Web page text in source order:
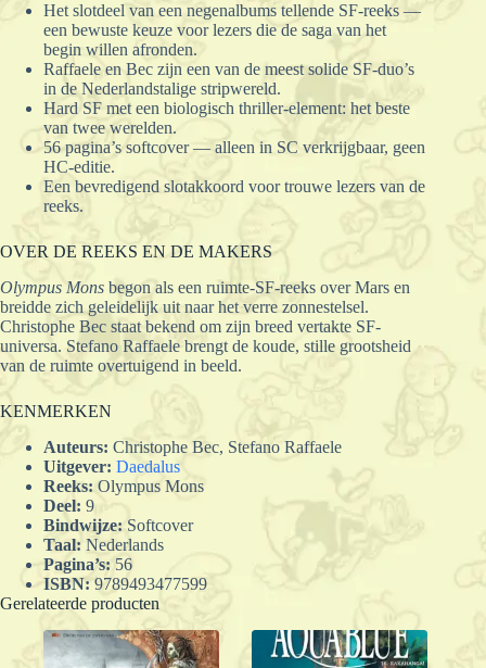
Het slotdeel van een negenalbums tellende SF-reeks —
een bewuste keuze voor lezers die de saga van het
begin willen afronden.
Raffaele en Bec zijn een van de meest solide SF-duo’s
in de Nederlandstalige stripwereld.
Hard SF met een biologisch thriller-element: het beste
van twee werelden.
56 pagina’s softcover — alleen in SC verkrijgbaar, geen
HC-editie.
Een bevredigend slotakkoord voor trouwe lezers van de
reeks.
OVER DE REEKS EN DE MAKERS
Olympus Mons begon als een ruimte-SF-reeks over Mars en
breidde zich geleidelijk uit naar het verre zonnestelsel.
Christophe Bec staat bekend om zijn breed vertakte SF-
universa. Stefano Raffaele brengt de koude, stille grootsheid
van de ruimte overtuigend in beeld.
KENMERKEN
Auteurs: Christophe Bec, Stefano Raffaele
Uitgever: Daedalus
Reeks: Olympus Mons
Deel: 9
Bindwijze: Softcover
Taal: Nederlands
Pagina’s: 56
ISBN: 9789493477599
Gerelateerde producten